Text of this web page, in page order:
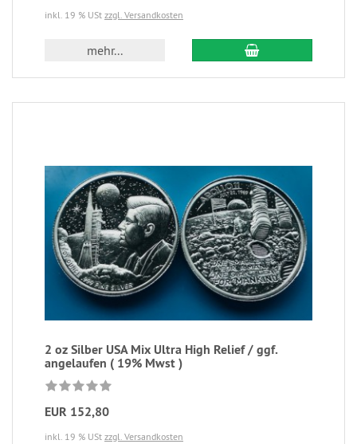
inkl. 19 % USt zzgl. Versandkosten
mehr...
2 oz Silber USA Mix Ultra High Relief / ggf.
angelaufen ( 19% Mwst )
EUR 152,80
inkl. 19 % USt zzgl. Versandkosten